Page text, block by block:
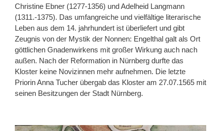
Christine Ebner (1277-1356) und Adelheid Langmann
(1311.-1375). Das umfangreiche und vielfältige literarische
Leben aus dem 14. jahrhundert ist überliefert und gibt
Zeugnis von der Mystik der Nonnen: Engelthal galt als Ort
göttlichen Gnadenwirkens mit großer Wirkung auch nach
außen. Nach der Reformation in Nürnberg durfte das
Kloster keine Novizinnen mehr aufnehmen. Die letzte
Priorin Anna Tucher übergab das Kloster am 27.07.1565 mit
seinen Besitzungen der Stadt Nürnberg.